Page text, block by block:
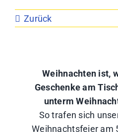
Zurück
Weihnachten ist,
Geschenke am
unterm
So trafen sich
Weihnachtsfeier am